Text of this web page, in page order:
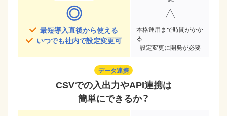
◎
最短導入直後から使える
いつでも社内で設定変更可
△
本格運用まで時間がかか
る
設定変更に開発が必要
データ連携
CSVでの入出力やAPI連携は
簡単にできるか？